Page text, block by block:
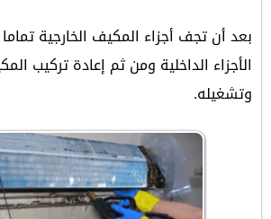
بعد أن تجف أجزاء المكيف الخارجية
الأجزاء الداخلية ومن ثم إعادة تركيب
وتشغيله.